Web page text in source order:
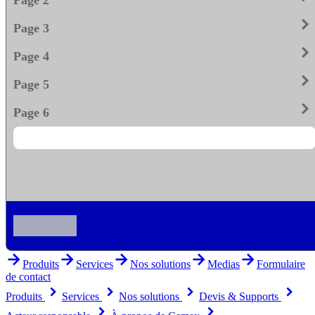
Page 3 keyboard_arrow_right
Page 4 keyboard_arrow_right
Page 5 keyboard_arrow_right
Page 6 keyboard_arrow_right
arrow_forwardProduitsarrow_forward Servicesarrow_forwardNos solutionsarrow_forwardMediasarrow_forwardFormulaire
de contact
Produits
keyboard_arrow_right Services keyboard_arrow_right Nos solutions keyboard_arrow_right Devis & Supports keyboard_arrow_right